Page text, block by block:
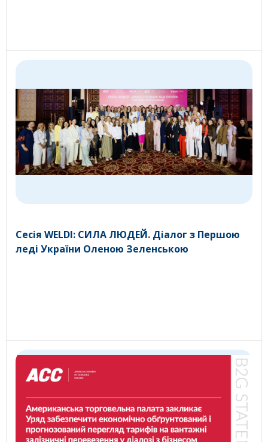
Сесія WELDI: СИЛА ЛЮДЕЙ. Діалог з Першою
леді України Оленою Зеленською